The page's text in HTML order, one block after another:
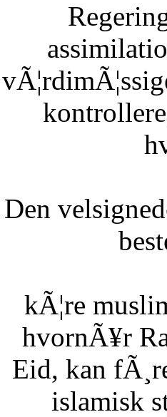
Den
kÃ¦re
hvornÃ¥r
Eid, kan
islamisk